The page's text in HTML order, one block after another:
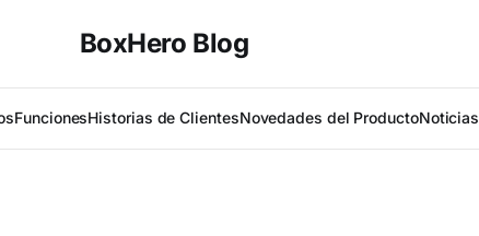
BoxHero Blog
FuncionesHistorias de ClientesNovedades del ProductoNoticias